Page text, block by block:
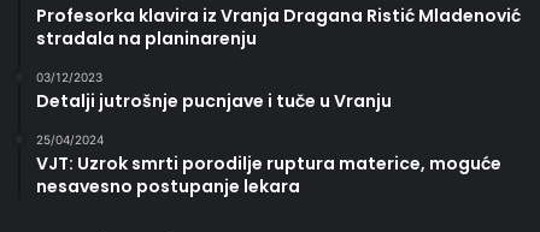
Profesorka klavira iz Vranja Dragana Ristić Mladenović
stradala na planinarenju
03/12/2023
Detalji jutrošnje pucnjave i tuče u Vranju
25/04/2024
VJT: Uzrok smrti porodilje ruptura materice, moguće
nesavesno postupanje lekara